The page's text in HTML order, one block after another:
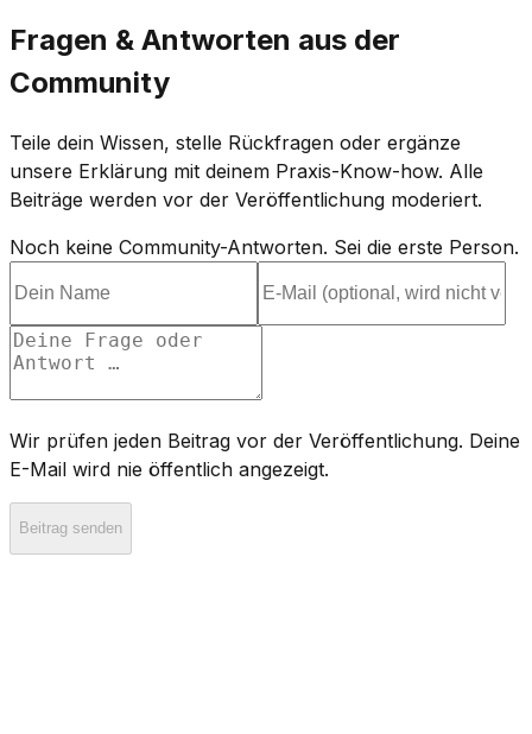
Fragen & Antworten aus der
Community
Teile dein Wissen, stelle Rückfragen oder ergänze
unsere Erklärung mit deinem Praxis-Know-how. Alle
Beiträge werden vor der Veröffentlichung moderiert.
Noch keine Community-Antworten. Sei die erste Person.
Wir prüfen jeden Beitrag vor der Veröffentlichung. Deine
E-Mail wird nie öffentlich angezeigt.
Beitrag senden